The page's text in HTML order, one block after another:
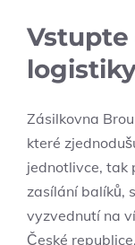
Zásilkovna
které
jednotlivce, tak
zasílání balíků,
vyzvednutí na
České